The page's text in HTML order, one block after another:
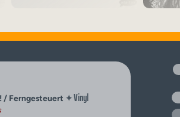
/ Ferngesteuert ✦Vinyl